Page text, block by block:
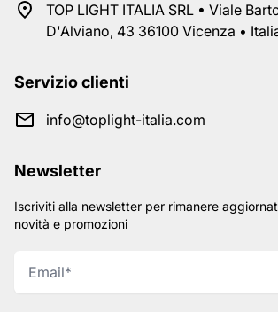
TOP LIGHT ITALIA SRL • Viale
D'Alviano, 43 36100 Vicenza •
Servizio clienti
info@toplight-italia.com
Newsletter
Iscriviti alla newsletter per rimanere
novità e promozioni